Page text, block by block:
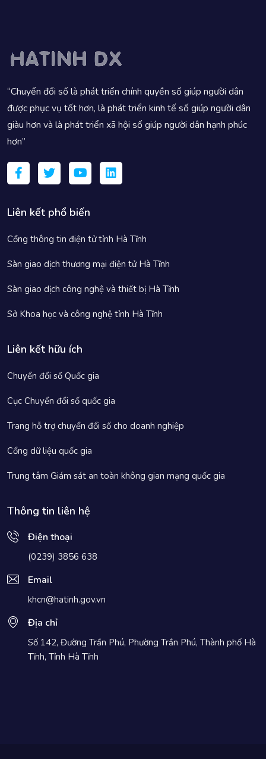
“Chuyển đổi số là phát triển chính quyền số giúp người dân
được phục vụ tốt hơn, là phát triển kinh tế số giúp người dân
giàu hơn và là phát triển xã hội số giúp người dân hạnh phúc
hơn”
Liên kết phổ biến
Cổng thông tin điện tử tỉnh Hà Tĩnh
Sàn giao dịch thương mại điện tử Hà Tĩnh
Sàn giao dịch công nghệ và thiết bị Hà Tĩnh
Sở Khoa học và công nghệ tỉnh Hà Tĩnh
Liên kết hữu ích
Chuyển đổi số Quốc gia
Cục Chuyển đổi số quốc gia
Trang hỗ trợ chuyển đổi số cho doanh nghiệp
Cổng dữ liệu quốc gia
Trung tâm Giám sát an toàn không gian mạng quốc gia
Thông tin liên hệ
Điện thoại
(0239) 3856 638
Email
khcn@hatinh.gov.vn
Địa chỉ
Số 142, Đường Trần Phú, Phường Trần Phú, Thành phố Hà
Tĩnh, Tỉnh Hà Tĩnh